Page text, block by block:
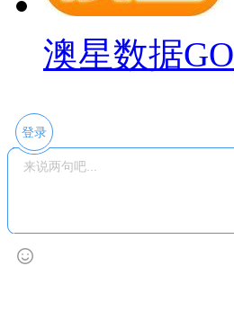
澳星数据GO
登录